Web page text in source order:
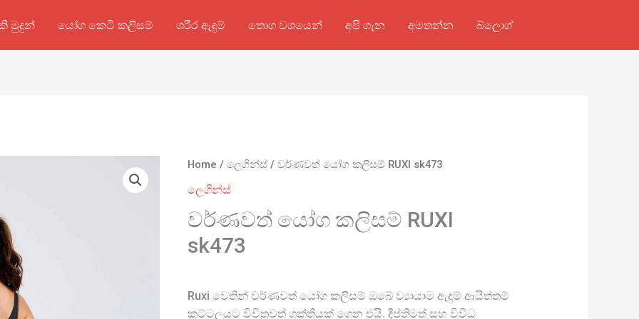
මුදුන් යෝග කෙටි කලිසම් ශරීර ඇඳුම් තොග වශයෙන් අපි ගැන අමතන්න බ්ලොග්
Home /ලෙගින්ස් / වර්ණවත් යෝග කලිසම් RUXI sk473
ලෙගින්ස්
වර්ණවත් යෝග කලිසම් RUXI
sk473
Ruxi වෙතින් වර්ණවත් යෝග කලිසම් ඔබේ ව්‍යායාම ඇඳුම් ආයිත්තම්
කට්ටලයට විචිත්‍රවත් ශක්තියක් ගෙන එයි. දීප්තිමත් සහ විවිධ